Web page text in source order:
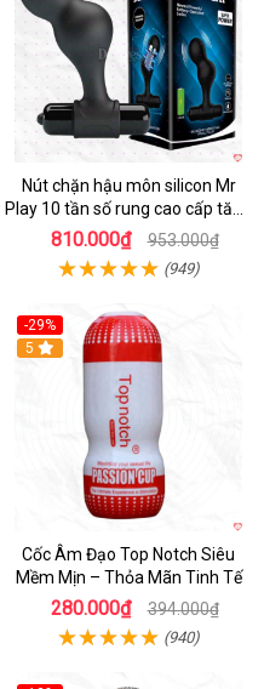
Nút chặn hậu môn silicon Mr
Play 10 tần số rung cao cấp tăng
khoái cảm
810.000₫ 953.000₫
(949)
-29%
5
Cốc Âm Đạo Top Notch Siêu
Mềm Mịn – Thỏa Mãn Tinh Tế
280.000₫ 394.000₫
(940)